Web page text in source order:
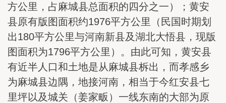
方公里，占麻城县总面积的四分之一）；黄安
县原有版图面积约1976平方公里（民国时期划
出180平方公里与河南新县及湖北大悟县，现版
图面积为1796平方公里）。由此可知，黄安县
有近半人口和土地是从麻城县柝出，而孝感乡
为麻城县边隅，地接河南，相当于今红安县七
里坪以及城关（姜家畈）一线东南的大部为原